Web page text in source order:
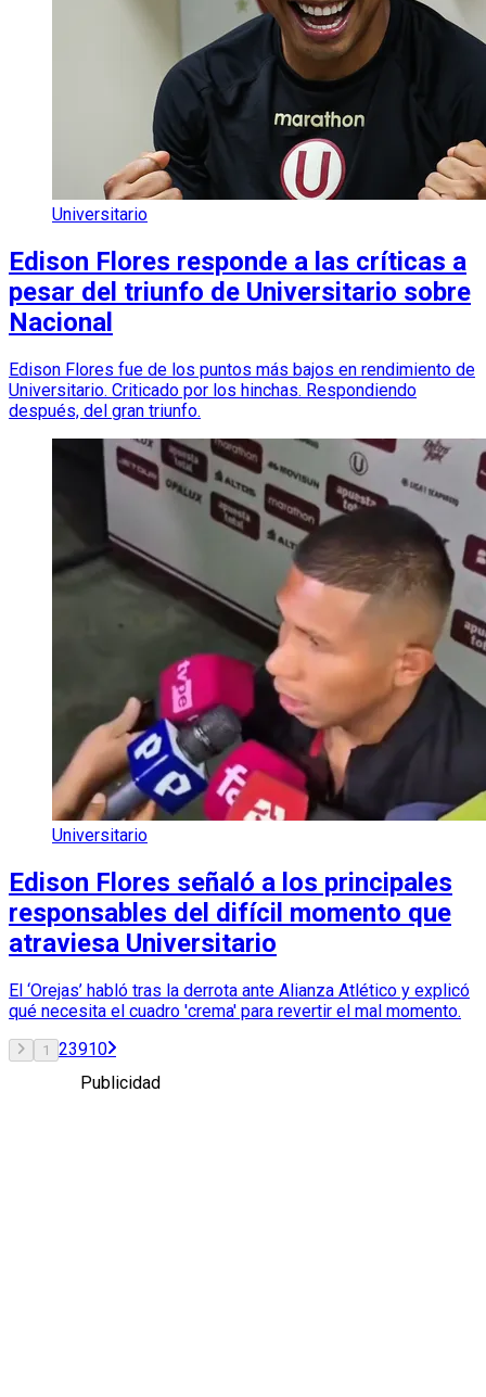
Universitario
Edison Flores responde a las críticas a
pesar del triunfo de Universitario sobre
Nacional
Edison Flores fue de los puntos más bajos en rendimiento de
Universitario. Criticado por los hinchas. Respondiendo
después, del gran triunfo.
Universitario
Edison Flores señaló a los principales
responsables del difícil momento que
atraviesa Universitario
El ‘Orejas’ habló tras la derrota ante Alianza Atlético y explicó
qué necesita el cuadro 'crema' para revertir el mal momento.
1 23910
Publicidad